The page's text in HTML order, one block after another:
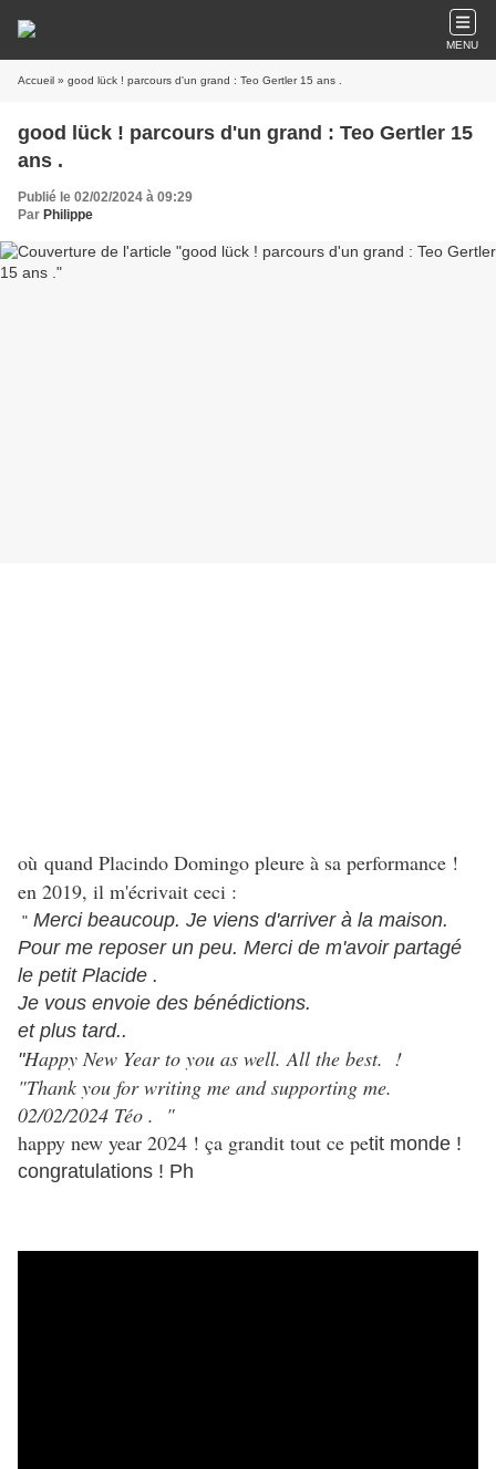
MENU
Accueil » good lück ! parcours d'un grand : Teo Gertler 15 ans .
good lück ! parcours d'un grand : Teo Gertler 15
ans .
Publié le 02/02/2024 à 09:29
Par Philippe
où quand Placindo Domingo pleure à sa performance !
en 2019, il m'écrivait ceci :
" Merci beaucoup. Je viens d'arriver à la maison.
Pour me reposer un peu. Merci de m'avoir partagé
le petit Placide .
Je vous envoie des bénédictions.
et plus tard..
"Happy New Year to you as well. All the best. !
"Thank you for writing me and supporting me.
02/02/2024 Téo . "
happy new year 2024 ! ça grandit tout ce petit monde !
congratulations ! Ph